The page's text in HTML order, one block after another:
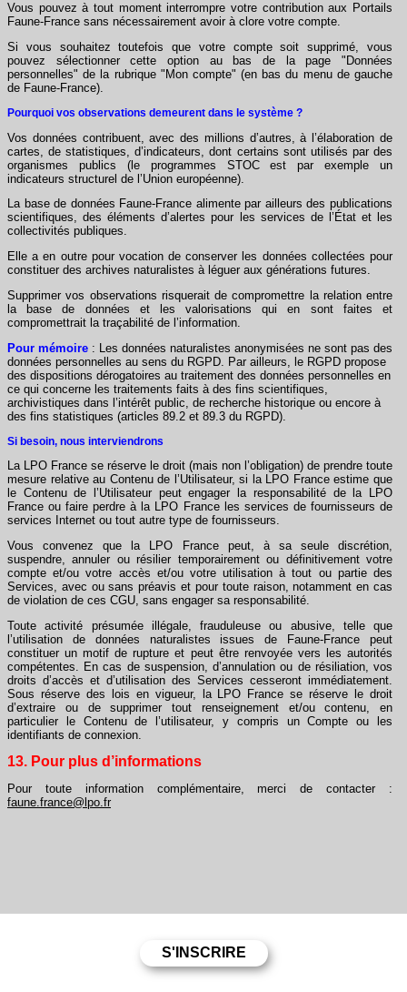
Vous pouvez à tout moment interrompre votre contribution aux Portails
Faune-France sans nécessairement avoir à clore votre compte.
Si vous souhaitez toutefois que votre compte soit supprimé, vous
pouvez sélectionner cette option au bas de la page "Données
personnelles" de la rubrique "Mon compte" (en bas du menu de gauche
de Faune-France).
Pourquoi vos observations demeurent dans le système ?
Vos données contribuent, avec des millions d’autres, à l’élaboration de
cartes, de statistiques, d’indicateurs, dont certains sont utilisés par des
organismes publics (le programmes STOC est par exemple un
indicateurs structurel de l’Union européenne).
La base de données Faune-France alimente par ailleurs des publications
scientifiques, des éléments d’alertes pour les services de l’État et les
collectivités publiques.
Elle a en outre pour vocation de conserver les données collectées pour
constituer des archives naturalistes à léguer aux générations futures.
Supprimer vos observations risquerait de compromettre la relation entre
la base de données et les valorisations qui en sont faites et
compromettrait la traçabilité de l’information.
Pour mémoire : Les données naturalistes anonymisées ne sont pas des
données personnelles au sens du RGPD. Par ailleurs, le RGPD propose
des dispositions dérogatoires au traitement des données personnelles en
ce qui concerne les traitements faits à des fins scientifiques,
archivistiques dans l’intérêt public, de recherche historique ou encore à
des fins statistiques (articles 89.2 et 89.3 du RGPD).
Si besoin, nous interviendrons
La LPO France se réserve le droit (mais non l’obligation) de prendre toute
mesure relative au Contenu de l’Utilisateur, si la LPO France estime que
le Contenu de l’Utilisateur peut engager la responsabilité de la LPO
France ou faire perdre à la LPO France les services de fournisseurs de
services Internet ou tout autre type de fournisseurs.
Vous convenez que la LPO France peut, à sa seule discrétion,
suspendre, annuler ou résilier temporairement ou définitivement votre
compte et/ou votre accès et/ou votre utilisation à tout ou partie des
Services, avec ou sans préavis et pour toute raison, notamment en cas
de violation de ces CGU, sans engager sa responsabilité.
Toute activité présumée illégale, frauduleuse ou abusive, telle que
l’utilisation de données naturalistes issues de Faune-France peut
constituer un motif de rupture et peut être renvoyée vers les autorités
compétentes. En cas de suspension, d’annulation ou de résiliation, vos
droits d’accès et d’utilisation des Services cesseront immédiatement.
Sous réserve des lois en vigueur, la LPO France se réserve le droit
d’extraire ou de supprimer tout renseignement et/ou contenu, en
particulier le Contenu de l’utilisateur, y compris un Compte ou les
identifiants de connexion.
13. Pour plus d’informations
Pour toute information complémentaire, merci de contacter :
faune.france@lpo.fr